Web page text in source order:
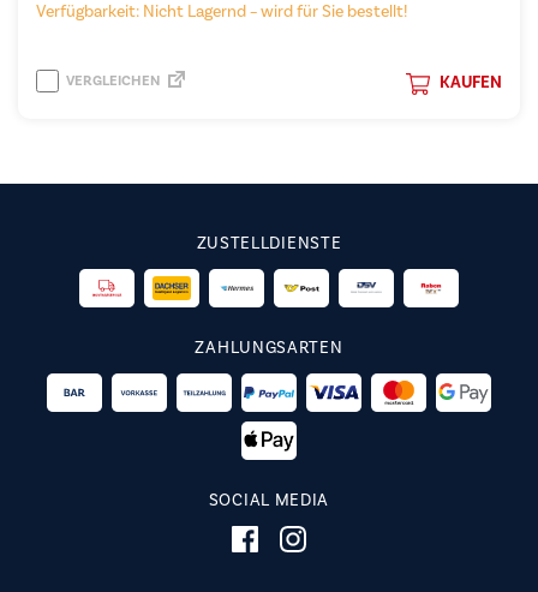
Verfügbarkeit: Nicht Lagernd – wird für Sie bestellt!
KAUFEN
VERGLEICHEN
ZUSTELLDIENSTE
ZAHLUNGSARTEN
SOCIAL MEDIA